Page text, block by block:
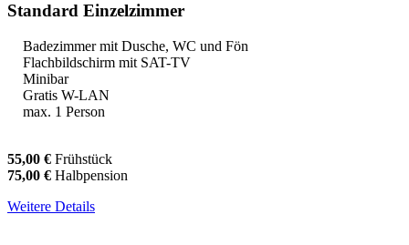
Standard Einzelzimmer
Badezimmer mit Dusche, WC und Fön
Flachbildschirm mit SAT-TV
Minibar
Gratis W-LAN
max. 1 Person
55,00 € Frühstück
75,00 € Halbpension
Weitere Details